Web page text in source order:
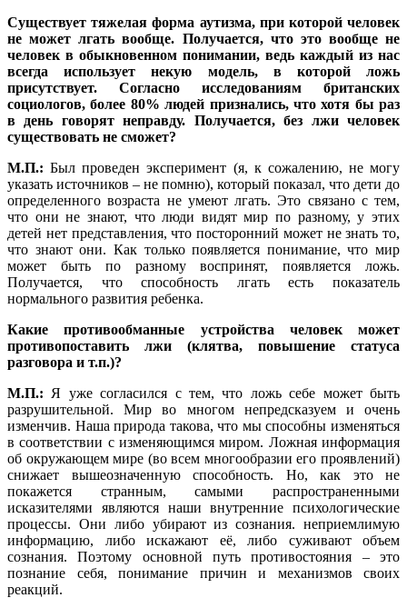
Существует тяжелая форма аутизма, при которой человек
не может лгать вообще. Получается, что это вообще не
человек в обыкновенном понимании, ведь каждый из нас
всегда использует некую модель, в которой ложь
присутствует. Согласно исследованиям британских
социологов, более 80% людей признались, что хотя бы раз
в день говорят неправду. Получается, без лжи человек
существовать не сможет?
М.П.: Был проведен эксперимент (я, к сожалению, не могу
указать источников – не помню), который показал, что дети до
определенного возраста не умеют лгать. Это связано с тем,
что они не знают, что люди видят мир по разному, у этих
детей нет представления, что посторонний может не знать то,
что знают они. Как только появляется понимание, что мир
может быть по разному воспринят, появляется ложь.
Получается, что способность лгать есть показатель
нормального развития ребенка.
Какие противообманные устройства человек может
противопоставить лжи (клятва, повышение статуса
разговора и т.п.)?
М.П.: Я уже согласился с тем, что ложь себе может быть
разрушительной. Мир во многом непредсказуем и очень
изменчив. Наша природа такова, что мы способны изменяться
в соответствии с изменяющимся миром. Ложная информация
об окружающем мире (во всем многообразии его проявлений)
снижает вышеозначенную способность. Но, как это не
покажется странным, самыми распространенными
исказителями являются наши внутренние психологические
процессы. Они либо убирают из сознания. неприемлимую
информацию, либо искажают её, либо суживают объем
сознания. Поэтому основной путь противостояния – это
познание себя, понимание причин и механизмов своих
реакций.